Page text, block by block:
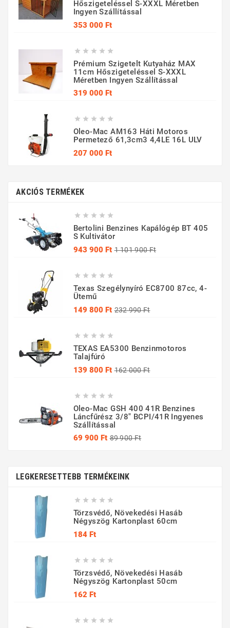
Hőszigeteléssel S-XXXL Méretben
Ingyen Szállítással
353 000 FtÁr
    
Prémium Szigetelt Kutyaház MAX
11cm Hőszigeteléssel S-XXXL
Méretben Ingyen Szállítással
319 000 FtÁr
    
Oleo-Mac AM163 Háti Motoros
Permetező 61,3cm3 4,4LE 16L ULV
207 000 FtÁr
AKCIÓS TERMÉKEK
    
Bertolini Benzines Kapálógép BT 405
S Kultivátor
943 900 Ft 1 101 900 Ft
    
Texas Szegélynyíró EC8700 87cc, 4-
Ütemű
149 800 Ft 232 990 Ft
    
TEXAS EA5300 Benzinmotoros
Talajfúró
139 800 Ft 162 000 Ft
    
Oleo-Mac GSH 400 41R Benzines
Láncfűrész 3/8" BCPI/41R Ingyenes
Szállítással
69 900 Ft 89 900 Ft
LEGKERESETTEBB TERMÉKEINK
    
Törzsvédő, Növekedési Hasáb
Négyszög Kartonplast 60cm
184 FtÁr
    
Törzsvédő, Növekedési Hasáb
Négyszög Kartonplast 50cm
162 FtÁr
    